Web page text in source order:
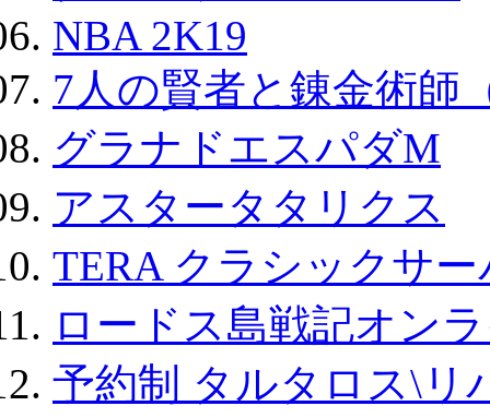
NBA 2K19
7人の賢者と錬金術師
グラナドエスパダM
アスタータタリクス
TERA クラシックサ
ロードス島戦記オン
予約制 タルタロス\リ